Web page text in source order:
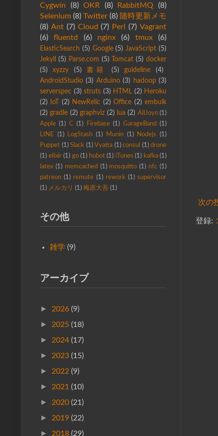
次の
登録:
Cygwin
(8) OKR (8) RabbitMQ
(8)
Selenium (8) Twitter (8) 随時更新メモ
(8) Ant (7) Cloud (7) Perl (7) Vagrant
(6)
fluentd (6) nginx (6) tmux (6)
ElasticSearch (5) Google (5) JavaScript (5)
Jekyll
(5) Parse.com (5) Tomcat (5) docker
(5)
xyzzy (5) 書籍 (5) guideline
(4)
AndroidStudio (3) Arduino (3) hadoop (3)
serverspec (3) struts (3) HTML (2) Heroku
(2)
IoT (2) NewRelic (2) Office (2) embulk
(2) gradle (2) graphviz (2) lua (2) AllJoyn (1)
Apple (1) C (1) Firebase (1) GarageBand
(1)
LINE
(1) LogStash (1) Munin (1) Nodejs
(1)
Puppet (1) Slack (1) Vyatta (1) consul (1) drone
(1) elixir (1) go (1) hubot (1) iTunes (1) kafka (1)
latex (1) memcached (1) mosquitto (1) nfc (1)
patreon (1) remote (1) rework (1) supervisor
(1) メルカリ (1) 梅原大吾 (1)
その他
雑学 (9)
アーカイブ
► 2026 (9)
► 2025 (18)
► 2024 (17)
► 2023 (15)
► 2022 (9)
► 2021 (10)
► 2020 (21)
► 2019 (22)
► 2018 (29)